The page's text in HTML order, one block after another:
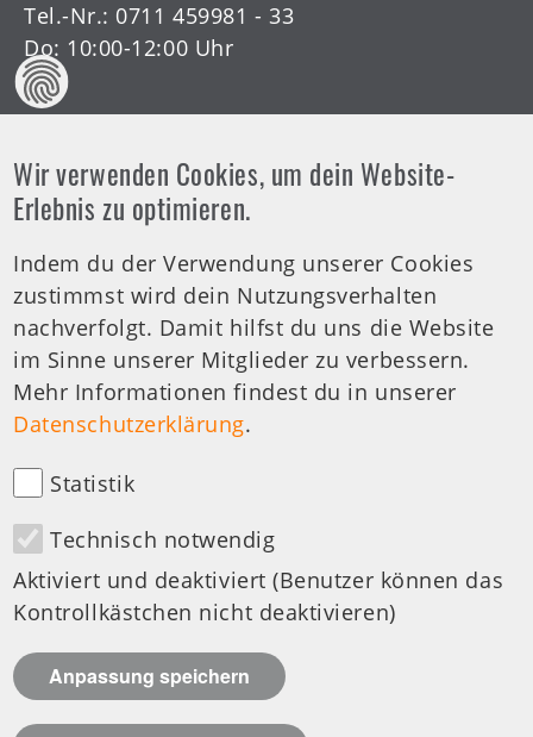
Tel.-Nr.: 0711 459981 - 33
Do: 10:00-12:00 Uhr
Offene Arztsprechstunde
Tel.-Nr.: 0711 459981 - 30
Offene Sprechstunde
Di: 19:00-20:00 Uhr
medizinische Anfragen
Besuchen Sie uns auf:
Design & Development by
© Deutsche Zöliakie-Gesellschaft e.V. (DZG)
Wir verwenden Cookies, um dein Website-
Erlebnis zu optimieren.
Indem du der Verwendung unserer Cookies
zustimmst wird dein Nutzungsverhalten
nachverfolgt. Damit hilfst du uns die Website
im Sinne unserer Mitglieder zu verbessern.
Mehr Informationen findest du in unserer
Datenschutzerklärung.
Statistik
Technisch notwendig
Aktiviert und deaktiviert (Benutzer können das
Kontrollkästchen nicht deaktivieren)
Anpassung speichern